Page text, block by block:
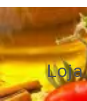
Loja